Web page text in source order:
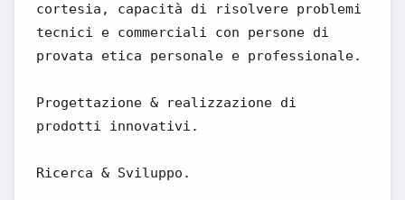
cortesia, capacità di risolvere problemi
tecnici e commerciali con persone di
provata etica personale e professionale.
Progettazione & realizzazione di
prodotti innovativi.
Ricerca & Sviluppo.